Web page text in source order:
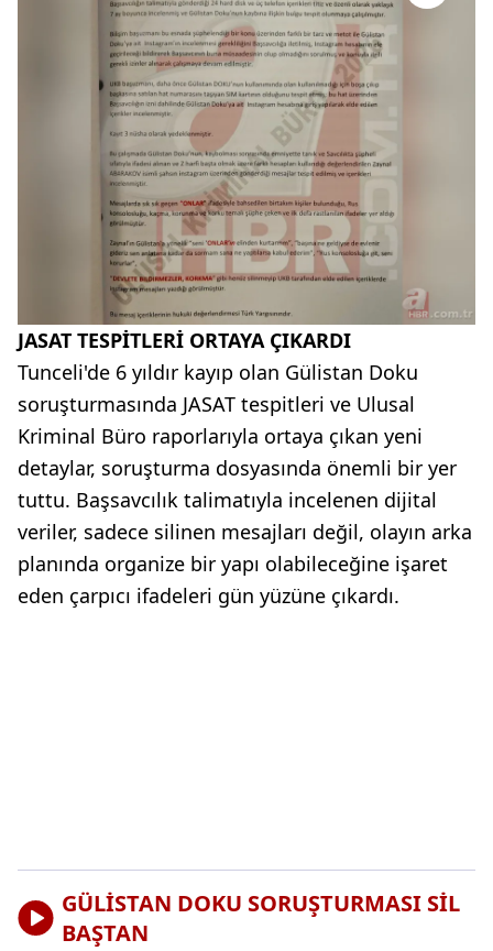
JASAT TESPİTLERİ ORTAYA ÇIKARDI
Tunceli'de 6 yıldır kayıp olan Gülistan Doku
soruşturmasında JASAT tespitleri ve Ulusal
Kriminal Büro raporlarıyla ortaya çıkan yeni
detaylar, soruşturma dosyasında önemli bir yer
tuttu. Başsavcılık talimatıyla incelenen dijital
veriler, sadece silinen mesajları değil, olayın arka
planında organize bir yapı olabileceğine işaret
eden çarpıcı ifadeleri gün yüzüne çıkardı.
GÜLİSTAN DOKU SORUŞTURMASI SİL
BAŞTAN